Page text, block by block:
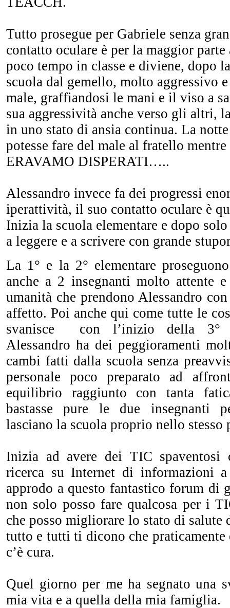
Tutto prosegue per Gabriele senza
contatto oculare è per la maggior parte
poco tempo in classe e diviene, dopo
scuola dal gemello, molto aggressivo
male, graffiandosi le mani e il viso a
sua aggressività anche verso gli altri,
in uno stato di ansia continua. La
potesse fare del male al fratello
ERAVAMO DISPERATI…..
Alessandro invece fa dei progressi
iperattività, il suo contatto oculare è
Inizia la scuola elementare e dopo
a leggere e a scrivere con grande
La 1° e la 2° elementare
anche a 2 insegnanti molto attente
umanità che prendono Alessandro
affetto. Poi anche qui come tutte le
svanisce con l’inizio della 3°
Alessandro ha dei peggioramenti
cambi fatti dalla scuola senza
personale poco preparato ad
equilibrio raggiunto con tanta
bastasse pure le due insegnanti
lasciano la scuola proprio nello stesso
Inizia ad avere dei TIC spaventosi
ricerca su Internet di
approdo a questo fantastico forum di
non solo posso fare qualcosa per i
che posso migliorare lo stato di
tutto e tutti ti dicono che praticamente
c’è cura.
Quel giorno per me ha segnato una
mia vita e a quella della mia famiglia.